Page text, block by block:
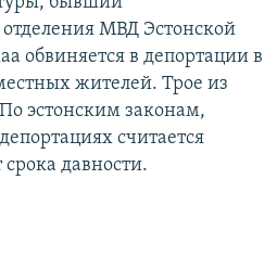
МВД Эстонской
обвиняется в депортации в
жителей. Трое из
эстонским законам,
считается
давности.